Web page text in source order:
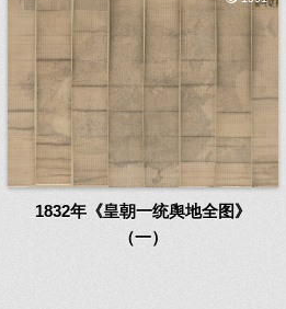
1832年《皇朝一统舆地全图》
（一）